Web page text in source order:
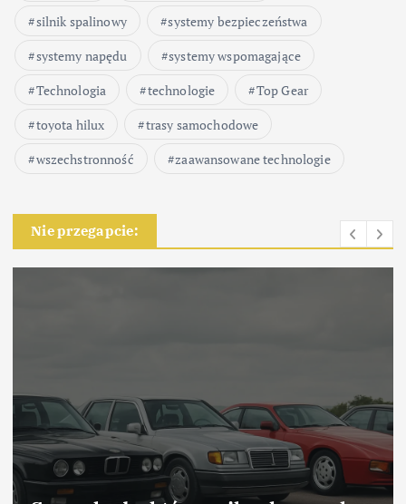
silnik spalinowy
systemy bezpieczeństwa
systemy napędu
systemy wspomagające
Technologia
technologie
Top Gear
toyota hilux
trasy samochodowe
wszechstronność
zaawansowane technologie
Nie przegapcie: